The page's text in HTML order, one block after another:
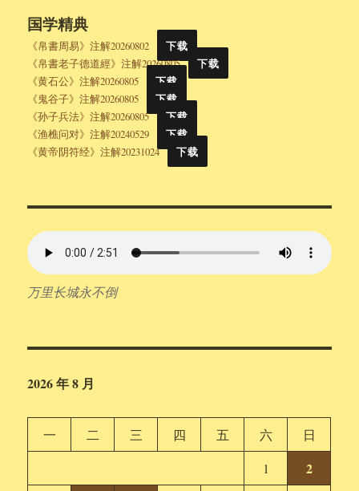
国学精典
《帛書周易》注解20260802
下载
《帛書老子德道經》注解20260805
下载
《黄石公》注解20260805
下载
《鬼谷子》注解20260805
下载
《孙子兵法》注解20260805
下载
《渔樵问对》注解20240529
下载
《黄帝阴符经》注解20231024
下载
万里长城永不倒
2026 年 8 月
一 二 三 四 五 六
日
1
2